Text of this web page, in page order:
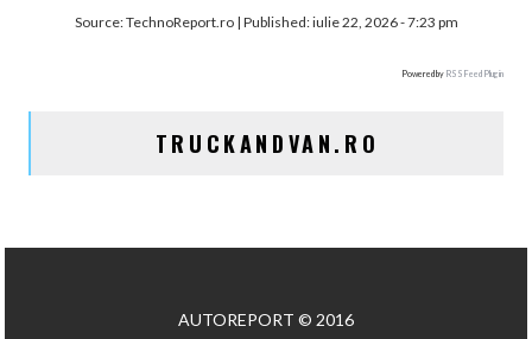
Source:TechnoReport.ro| Published:iulie 22, 2026 - 7:23 pm
Powered by RSS Feed Plugin
TRUCKANDVAN.RO
AUTOREPORT © 2016